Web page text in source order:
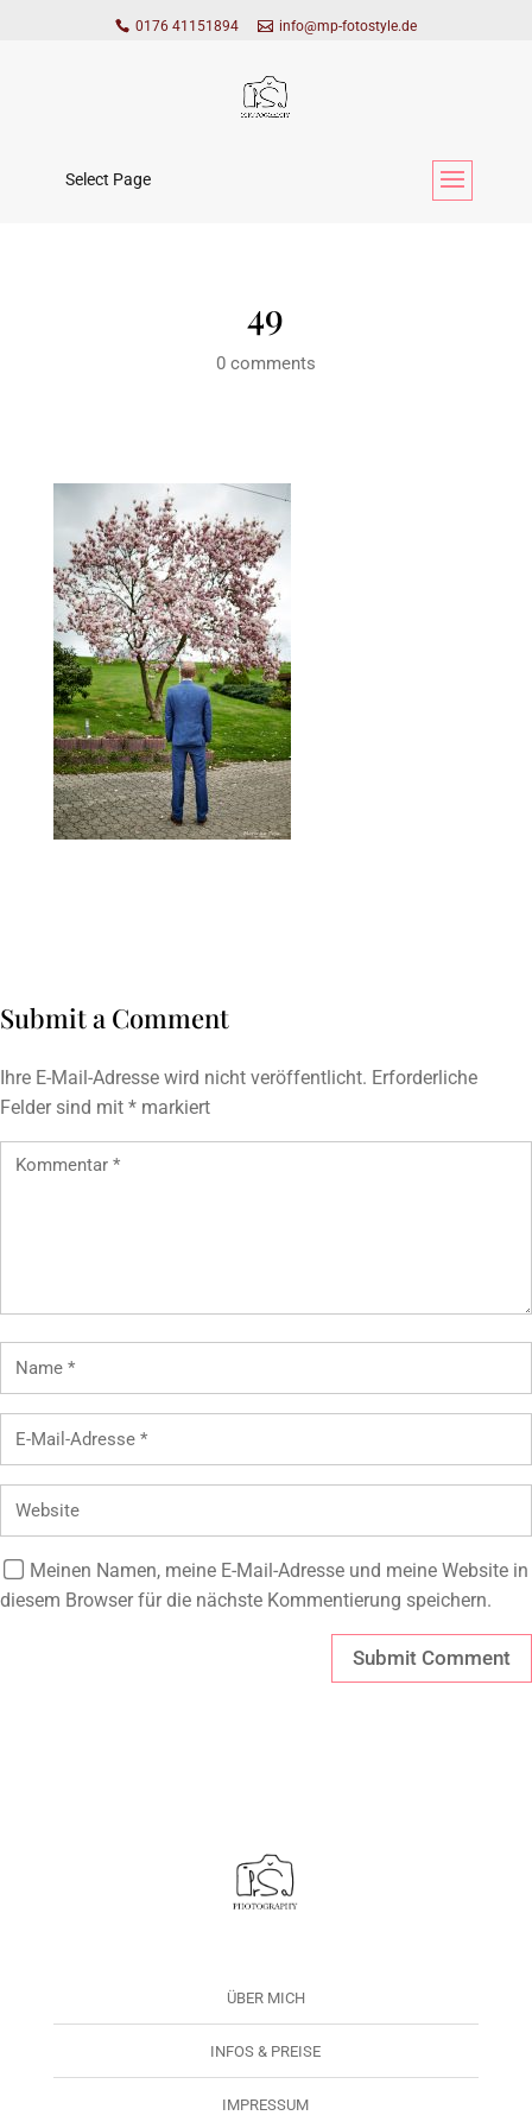
0176 41151894 info@mp-fotostyle.de
Select Page
49
0 comments
Submit a Comment
Ihre E-Mail-Adresse wird nicht veröffentlicht. Erforderliche
Felder sind mit * markiert
Meinen Namen, meine E-Mail-Adresse und meine Website in
diesem Browser für die nächste Kommentierung speichern.
ÜBER MICH
INFOS & PREISE
IMPRESSUM